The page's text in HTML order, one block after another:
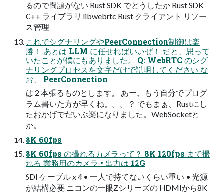
るので問題がない Rust SDK でどうしたか Rust SDK
C++ ライブラリ libwebrtc Rust クライアント リソー
ス管理
これでシグナリングやPeerConnection制御は楽
勝！ あとは LLM に任せればいいぜ！ だと、思って
いたことが僕にもありました。 Q: WebRTC のシグ
ナリングプロセスを文字だけで説明してください な
お、 PeerConnection
は 2 本張るものとします。 あー。もう自分でプログ
ラム書いた方が早くね。。。？ でもまぁ、Rustにし
たおかげでだいぶ楽になりました。WebSocketと
か。
8K 60fps
8K 60fps の撮れるカメラって？ 8K 120fps まで撮
れる 業務用のカメラ • 出力は 12G
SDI ケーブル x 4 • 一人で持てないくらい重い • 光源
が結構必要 ニコンの一眼Zシリーズの HDMIから8K